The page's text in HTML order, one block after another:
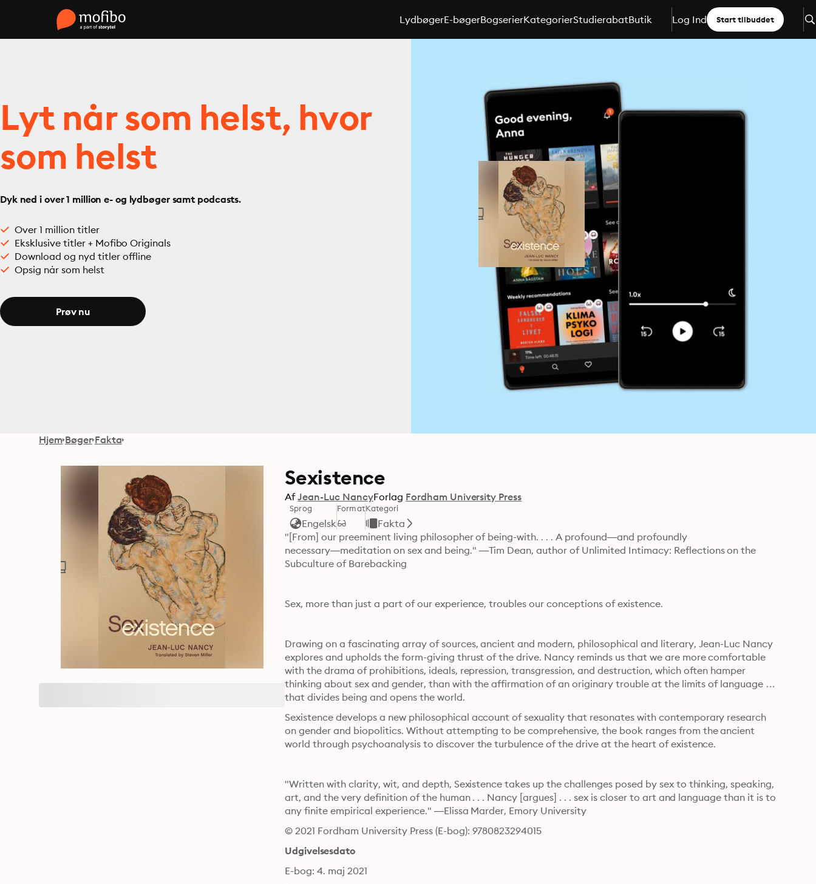
LydbøgerE-bøgerBogserierKategorierStudierabatButik Log Ind Start tilbuddet
Lyt når som helst, hvor
som helst
Dyk ned i over 1 million e- og lydbøger samt podcasts.
Over 1 million titler
Eksklusive titler + Mofibo Originals
Download og nyd titler offline
Opsig når som helst
Prøv nu
Hjem Bøger Fakta
Sexistence
Af Jean-Luc NancyForlag Fordham University Press
Sprog
Engelsk
FormatKategori
Fakta
"[From] our preeminent living philosopher of being-with. . . . A profound―and profoundly
necessary―meditation on sex and being." —Tim Dean, author of Unlimited Intimacy: Reflections on the
Subculture of Barebacking
Sex, more than just a part of our experience, troubles our conceptions of existence.
Drawing on a fascinating array of sources, ancient and modern, philosophical and literary, Jean-Luc Nancy
explores and upholds the form-giving thrust of the drive. Nancy reminds us that we are more comfortable
with the drama of prohibitions, ideals, repression, transgression, and destruction, which often hamper
thinking about sex and gender, than with the affirmation of an originary trouble at the limits of language
that divides being and opens the world.
Sexistence develops a new philosophical account of sexuality that resonates with contemporary research
on gender and biopolitics. Without attempting to be comprehensive, the book ranges from the ancient
world through psychoanalysis to discover the turbulence of the drive at the heart of existence.
"Written with clarity, wit, and depth, Sexistence takes up the challenges posed by sex to thinking, speaking,
art, and the very definition of the human . . . Nancy [argues] . . . sex is closer to art and language than it is to
any finite empirical experience." —Elissa Marder, Emory University
© 2021 Fordham University Press (E-bog): 9780823294015
Udgivelsesdato
E-bog: 4. maj 2021